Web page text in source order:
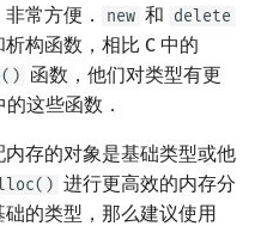
常方便．
new 和 delete
构函数，相比 C 中的
函数，他们对类型有更
这些函数．
存的对象是基础类型或他
进行更高效的内存分
的类型，那么建议使用